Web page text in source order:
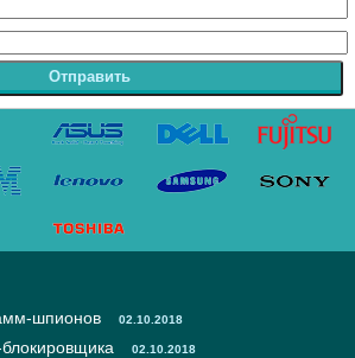
Отправить
шпионов
02.10.2018
02.10.2018